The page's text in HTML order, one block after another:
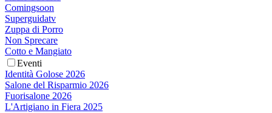
Comingsoon
Superguidatv
Zuppa di Porro
Non Sprecare
Cotto e Mangiato
Eventi
Identità Golose 2026
Salone del Risparmio 2026
Fuorisalone 2026
L'Artigiano in Fiera 2025